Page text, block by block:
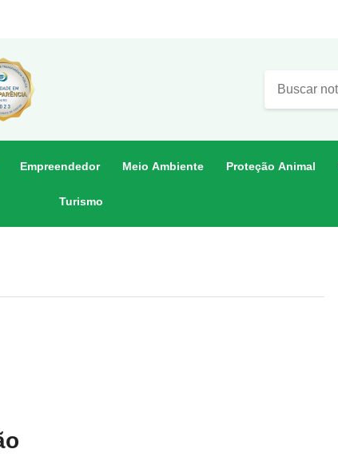
Empreendedor Meio Ambiente Proteção Animal
Turismo